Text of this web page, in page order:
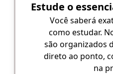
Estude o
Você saberá
como estudar.
são organizados
direto ao ponto,
na